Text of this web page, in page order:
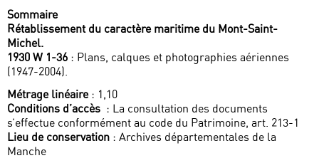
Sommaire
Rétablissement du caractère maritime du Mont-Saint-
Michel.
1930 W 1-36 : Plans, calques et photographies aériennes
(1947-2004).
Métrage linéaire: 1,10
Conditions d’accès : La consultation des documents
s’effectue conformément au code du Patrimoine, art. 213-1
Lieu de conservation : Archives départementales de la
Manche